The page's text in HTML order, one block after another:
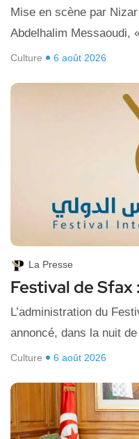
Mise en scène par
Abdelhalim Messaoudi,
Culture 6 août 2026
La Presse
Festival de
L’administration du
annoncé, dans la nuit
Culture 6 août 2026